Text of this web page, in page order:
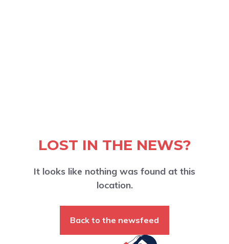
LOST IN THE NEWS?
It looks like nothing was found at this
location.
Back to the newsfeed